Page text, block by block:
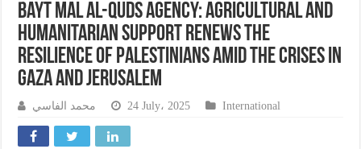
Bayt Mal Al-Quds Agency: Agricultural and
humanitarian support renews the
resilience of Palestinians amid the crises in
Gaza and Jerusalem
محمد الفاسي 24 July، 2025 International